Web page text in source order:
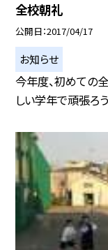
全校朝礼
公開日 2017/04/17
お知らせ
今年度、初めての
しい学年で頑張ろ